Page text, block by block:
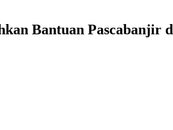
Bantuan Pascabanjir